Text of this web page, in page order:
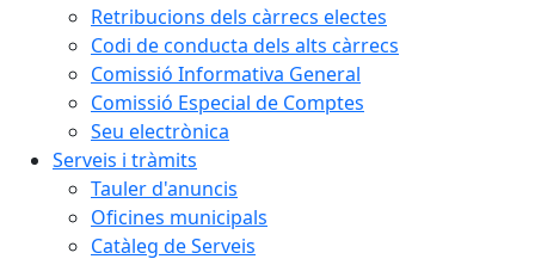
Retribucions dels càrrecs electes
Codi de conducta dels alts càrrecs
Comissió Informativa General
Comissió Especial de Comptes
Seu electrònica
Serveis i tràmits
Tauler d'anuncis
Oficines municipals
Catàleg de Serveis